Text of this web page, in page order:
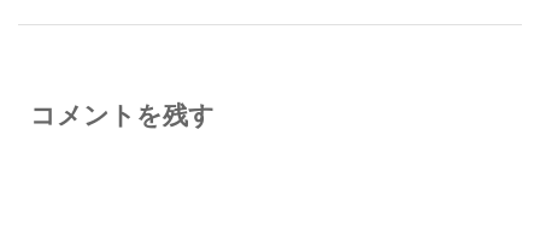
コメントを残す